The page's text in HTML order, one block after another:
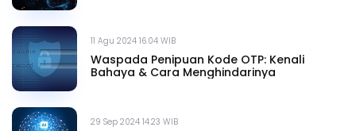
11 Agu 2024 16.04 WIB
Waspada Penipuan Kode OTP: Kenali
Bahaya & Cara Menghindarinya
29 Sep 2024 14.23 WIB